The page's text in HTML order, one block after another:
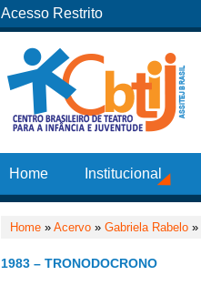
Acesso Restrito
Home Institucional
Home » Acervo » Gabriela Rabelo »
1983 – TRONODOCRONO